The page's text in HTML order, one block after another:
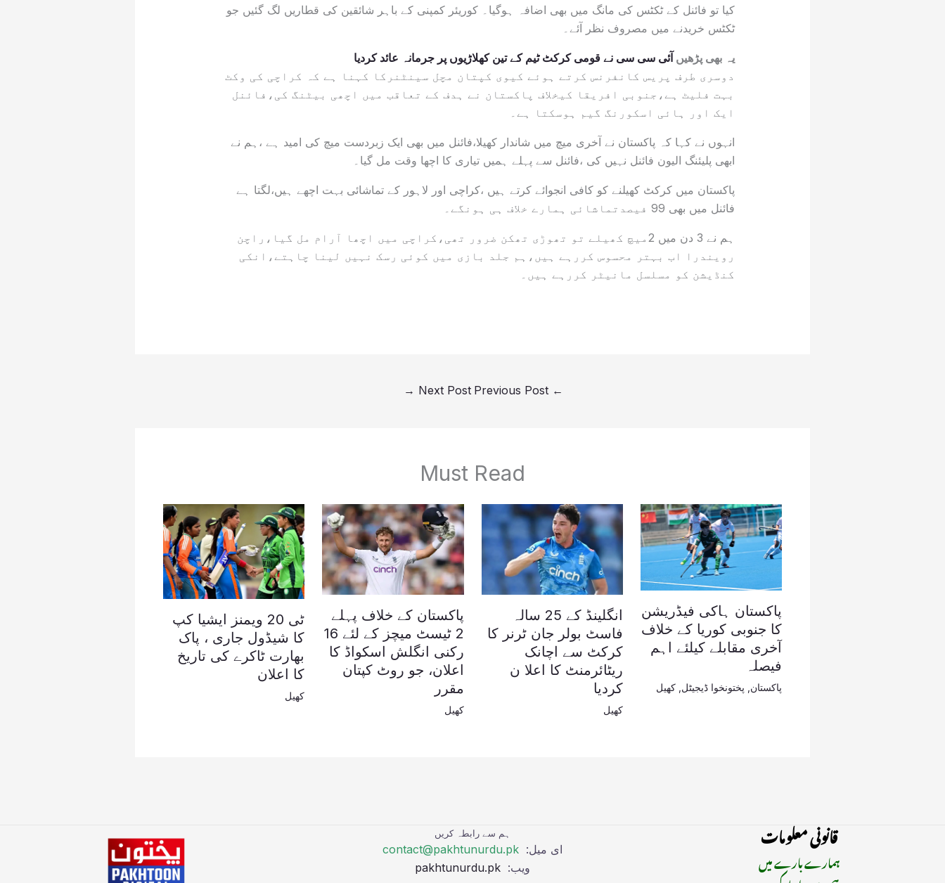
کیا تو فائنل کے ٹکٹس کی مانگ میں بھی اضافہ ہوگیا۔ کوریئر کمپنی کے باہر شائقین کی قطاریں لگ گئیں جو
ٹکٹس خریدنے میں مصروف نظر آئے۔
یہ بھی پڑھیں آئی سی سی نے قومی کرکٹ ٹیم کے تین کھلاڑیوں پر جرمانہ عائد کردیا
دوسری طرف پریس کانفرنس کرتے ہوئے کیوی کپتان مچل سینٹنرکا کہنا ہے کہ کراچی کی وکٹ
بہت فلیٹ ہے،جنوبی افریقا کیخلاف پاکستان نے ہدف کے تعاقب میں اچھی بیٹنگ کی،فائنل
ایک اور ہائی اسکورنگ گیم ہوسکتا ہے۔
انہوں نے کہا کہ پاکستان نے آخری میچ میں شاندار کھیلا،فائنل میں بھی ایک زبردست میچ کی امید ہے ،ہم نے
ابھی پلیئنگ الیون فائنل نہیں کی ،فائنل سے پہلے ہمیں تیاری کا اچھا وقت مل گیا۔
پاکستان میں کرکٹ کھیلنے کو کافی انجوائے کرتے ہیں ،کراچی اور لاہور کے تماشائی بہت اچھے ہیں،لگتا ہے
فائنل میں بھی 99 فیصدتماشائی ہمارے خلاف ہی ہونگے۔
ہم نے 3 دن میں 2میچ کھیلے تو تھوڑی تھکن ضرور تھی،کراچی میں اچھا آرام مل گیا،راچن
رویندرا اب بہتر محسوس کررہے ہیں،ہم جلد بازی میں کوئی رسک نہیں لینا چاہتے،انکی
کنڈیشن کو مسلسل مانیٹر کررہے ہیں۔
←
Next Post
→
Must Read
پاکستان ہاکی فیڈریشن
کا جنوبی کوریا کے خلاف
آخری مقابلے کیلئے اہم
فیصلہ
پاکستان پختونخوا ڈیجیٹل کھیل
انگلینڈ کے 25 سالہ
فاسٹ بولر جان ٹرنر کا
کرکٹ سے اچانک
ریٹائرمنٹ کا اعلا ن
کردیا
کھیل
پاکستان کے خلاف پہلے
2 ٹیسٹ میچز کے لئے 16
رکنی انگلش اسکواڈ کا
اعلان، جو روٹ کپتان
مقرر
کھیل
ٹی 20 ویمنز ایشیا کپ
کا شیڈول جاری ، پاک
بھارت ٹاکرے کی تاریخ
کا اعلان
کھیل
قانونی معلومات
ہمارے بارے میں
ہم سے رابطہ کریں
ای میل: contact@pakhtunurdu.pk
ویب: